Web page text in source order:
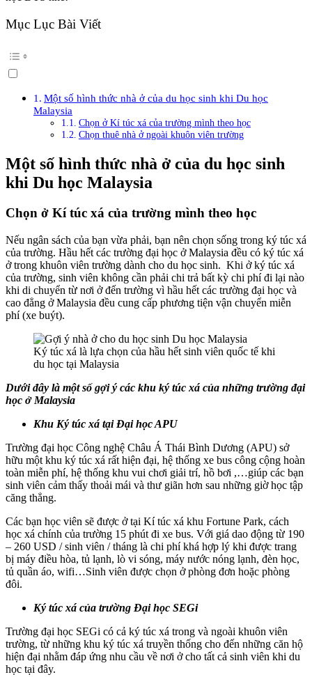
Mục Lục Bài Viết
Một số hình thức nhà ở của du học sinh khi Du học
Malaysia
Chọn ở Kí túc xá của trường mình theo học
Chọn thuê nhà ở ngoài khuôn viên trường
Một số hình thức nhà ở của du học sinh
khi Du học Malaysia
Chọn ở Kí túc xá của trường mình theo học
Nếu ngân sách của bạn vừa phải, bạn nên chọn sống trong ký túc xá
của trường. Hầu hết các trường đại học ở Malaysia đều có ký túc xá
ở trong khuôn viên trường dành cho du học sinh. Khi ở ký túc xá
của trường, sinh viên không cần phải chi trả bất kỳ chi phí đi lại nào
khi di chuyển từ nơi ở đến trường vì hầu hết các trường đại học và
cao đẳng ở Malaysia đều cung cấp phương tiện vận chuyển miễn
phí (xe buýt).
Ký túc xá là lựa chọn của hầu hết sinh viên quốc tế khi
du học tại Malaysia
Dưới đây là một số gợi ý các khu ký túc xá của những trường đại
học ở Malaysia
Khu Ký túc xá tại Đại học APU
Trường đại học Công nghệ Châu Á Thái Bình Dương (APU) sở
hữu một khu ký túc xá rất hiện đại, hệ thống xe bus công cộng hoàn
toàn miễn phí, hệ thống khu vui chơi giải trí, hồ bơi ,…giúp các bạn
sinh viên cảm thấy thoải mái và thư giãn hơn sau những giờ học tập
căng thẳng.
Các bạn học viên sẽ được ở tại Kí túc xá khu Fortune Park, cách
học xá chính của trường 15 phút đi xe bus. Với giá dao động từ 190
– 260 USD / sinh viên / tháng là chi phí khá hợp lý khi được trang
bị máy điều hòa, tủ lạnh, lò vi sóng, máy nước nóng lạnh, đèn học,
tủ quần áo, wifi…Sinh viên được chọn ở phòng đơn hoặc phòng
đôi.
Ký túc xá của trường Đại học SEGi
Trường đại học SEGi có cả ký túc xá trong và ngoài khuôn viên
trường, từ những khu ký túc xá truyền thống cho đến những căn hộ
hiện đại nhằm đáp ứng nhu cầu về nơi ở cho tất cả sinh viên khi du
học tại đây.